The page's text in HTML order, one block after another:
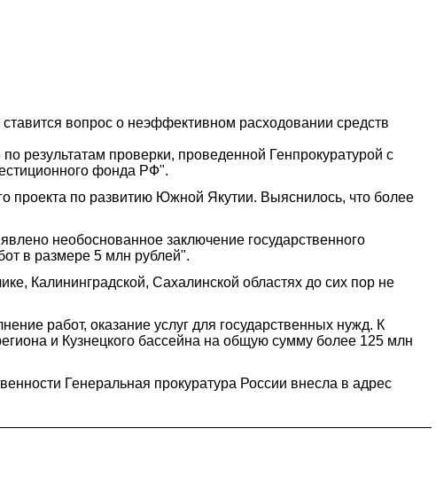
вопрос о неэффективном расходовании средств
результатам проверки, проведенной Генпрокуратурой с
фонда РФ".
проекта по развитию Южной Якутии. Выяснилось, что более
необоснованное заключение государственного
в размере 5 млн рублей".
Калининградской, Сахалинской областях до сих пор не
работ, оказание услуг для государственных нужд. К
и Кузнецкого бассейна на общую сумму более 125 млн
Генеральная прокуратура России внесла в адрес